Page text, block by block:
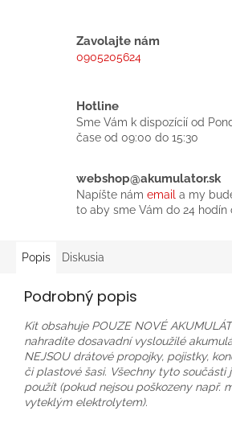
Zavolajte nám
0905205624
Hotline
Sme Vám k dispozícií od
čase od 09:00 do 15:30
webshop@akumulator.sk
Napíšte nám email a my
to aby sme Vám do 24 hodín
Popis Diskusia
Podrobný popis
Kit obsahuje POUZE NOVÉ
nahradíte dosavadní vysloužilé
NEJSOU drátové propojky, pojistky,
či plastové šasi. Všechny tyto součásti
použít (pokud nejsou poškozeny např.
vyteklým elektrolytem).